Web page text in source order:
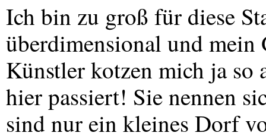
Ich bin zu groß für diese
überdimensional und
Künstler kotzen mich ja
hier passiert! Sie nennen
sind nur ein kleines Dorf